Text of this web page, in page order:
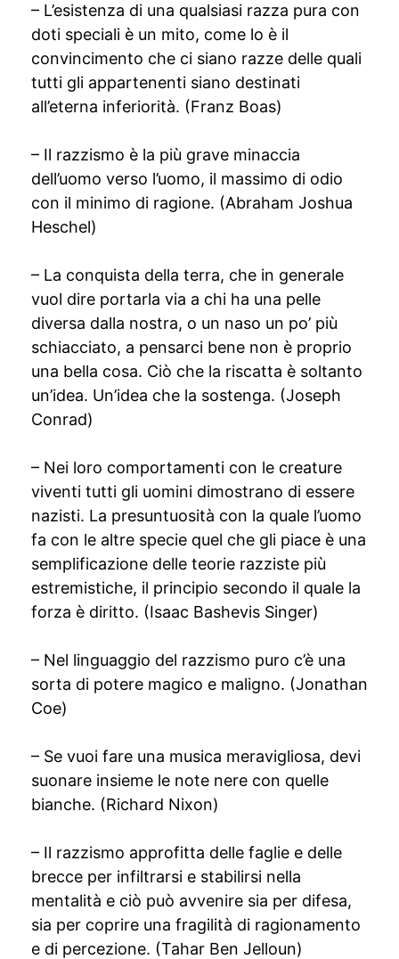
– L’esistenza di una qualsiasi razza pura con
doti speciali è un mito, come lo è il
convincimento che ci siano razze delle quali
tutti gli appartenenti siano destinati
all’eterna inferiorità. (Franz Boas)
– Il razzismo è la più grave minaccia
dell’uomo verso l’uomo, il massimo di odio
con il minimo di ragione. (Abraham Joshua
Heschel)
– La conquista della terra, che in generale
vuol dire portarla via a chi ha una pelle
diversa dalla nostra, o un naso un po’ più
schiacciato, a pensarci bene non è proprio
una bella cosa. Ciò che la riscatta è soltanto
un’idea. Un’idea che la sostenga. (Joseph
Conrad)
– Nei loro comportamenti con le creature
viventi tutti gli uomini dimostrano di essere
nazisti. La presuntuosità con la quale l’uomo
fa con le altre specie quel che gli piace è una
semplificazione delle teorie razziste più
estremistiche, il principio secondo il quale la
forza è diritto. (Isaac Bashevis Singer)
– Nel linguaggio del razzismo puro c’è una
sorta di potere magico e maligno. (Jonathan
Coe)
– Se vuoi fare una musica meravigliosa, devi
suonare insieme le note nere con quelle
bianche. (Richard Nixon)
– Il razzismo approfitta delle faglie e delle
brecce per infiltrarsi e stabilirsi nella
mentalità e ciò può avvenire sia per difesa,
sia per coprire una fragilità di ragionamento
e di percezione. (Tahar Ben Jelloun)